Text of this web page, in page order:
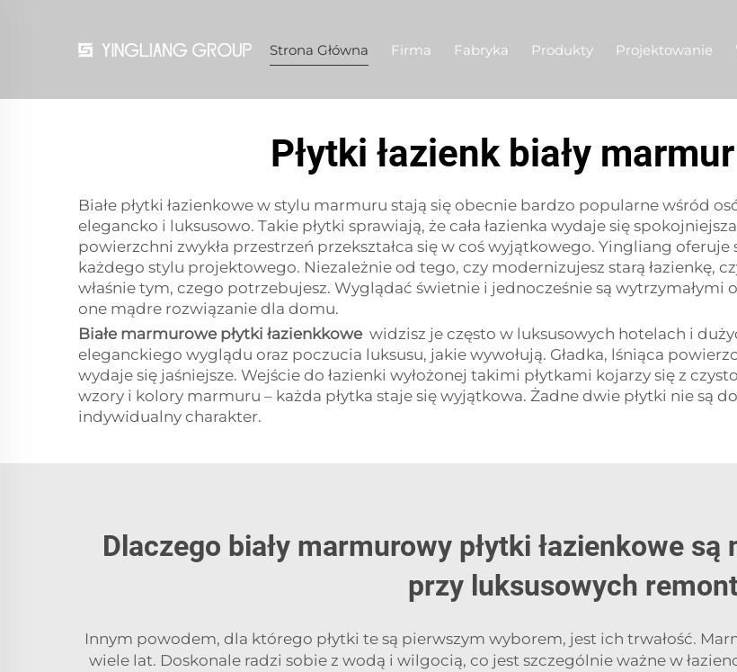
Strona Główna Firma Fabryka Produkty Projektowanie
Płytki łazienk biały
Białe płytki łazienkowe w stylu marmuru stają się obecnie bardzo popularne wśród
elegancko i luksusowo. Takie płytki sprawiają, że cała łazienka wydaje się
powierzchni zwykła przestrzeń przekształca się w coś wyjątkowego. Yingliang
każdego stylu projektowego. Niezależnie od tego, czy modernizujesz starą łazienkę,
właśnie tym, czego potrzebujesz. Wyglądać świetnie i jednocześnie są
one mądre rozwiązanie dla domu.
Białe marmurowe płytki łazienkkowe widzisz je często w luksusowych hotelach i
eleganckiego wyglądu oraz poczucia luksusu, jakie wywołują. Gładka, lśniąca
wydaje się jaśniejsze. Wejście do łazienki wyłożonej takimi płytkami kojarzy się z
wzory i kolory marmuru – każda płytka staje się wyjątkowa. Żadne dwie płytki nie są
indywidualny charakter.
Dlaczego biały marmurowy płytki łazienkowe
przy luksusowych
Innym powodem, dla którego płytki te są pierwszym wyborem, jest ich trwałość.
wiele lat. Doskonale radzi sobie z wodą i wilgocią, co jest szczególnie ważne w